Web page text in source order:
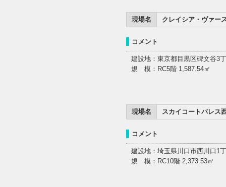
現場名 クレイシア・ヴァー
コメント
建設地：東京都目黒区碑文谷3
規 模：RC5階 1,587.54㎡
現場名 スカイコートパレス
コメント
建設地：埼玉県川口市西川口1
規 模：RC10階 2,373.53㎡